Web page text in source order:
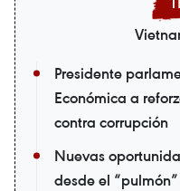
Presidente
Económica a
contra corrupción
Nuevas
desde el